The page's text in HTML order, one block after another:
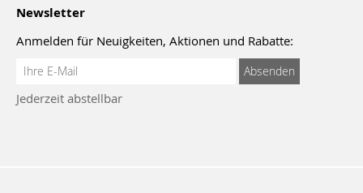
Newsletter
Anmelden für Neuigkeiten, Aktionen und Rabatte:
Anmeldung
Newsletter:
Absenden
Jederzeit abstellbar